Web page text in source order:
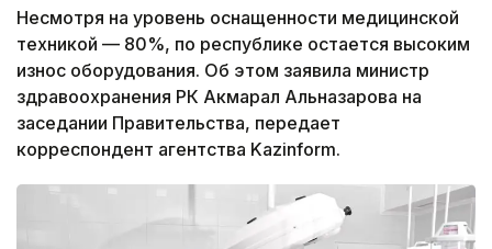
Несмотря на уровень оснащенности медицинской
техникой — 80%, по республике остается высоким
износ оборудования. Об этом заявила министр
здравоохранения РК Акмарал Альназарова на
заседании Правительства, передает
корреспондент агентства Kazinform.